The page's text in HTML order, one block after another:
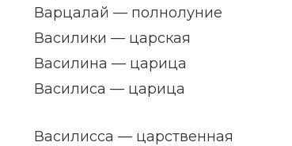
Варцалай — полнолуние
Василики — царская
Василина — царица
Василиса — царица
Василисса — царственная